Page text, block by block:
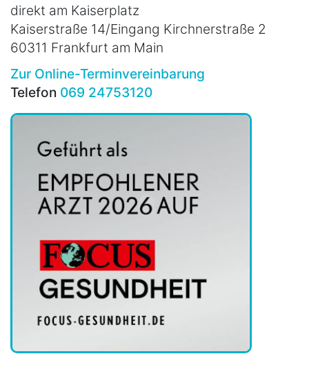
direkt am Kaiserplatz
Kaiserstraße 14/Eingang Kirchnerstraße 2
60311 Frankfurt am Main
Zur Online-Terminvereinbarung
Telefon 069 24753120